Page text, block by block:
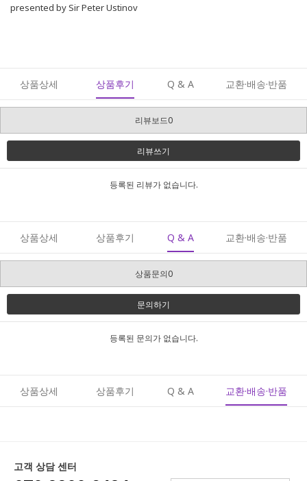
presented by Sir Peter Ustinov
상품상세 상품후기 Q & A 교환·배송·반품
리뷰보드0
리뷰쓰기
등록된 리뷰가 없습니다.
상품상세 상품후기 Q & A 교환·배송·반품
상품문의0
문의하기
등록된 문의가 없습니다.
상품상세 상품후기 Q & A 교환·배송·반품
고객 상담 센터